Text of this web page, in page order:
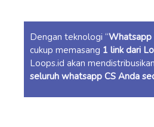
Dengan teknologi “
cukup memasang 1 link dari
Loops.id akan
seluruh whatsapp CS Anda